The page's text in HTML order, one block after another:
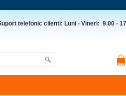
telefonic clienti: Luni - Vineri: 9.00 -